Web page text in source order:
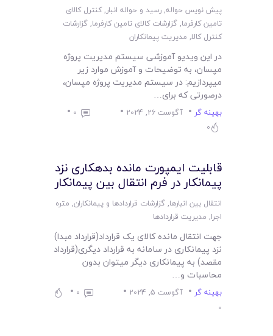
پیش نویس حواله,رسید و حواله انبار,کنترل کالای
تامین کارفرما,گزارشات کالای تامین کارفرما,گزارشات
کنترل کالا, مدیریت پیمانکاران
در این ویدیو آموزشی سیستم مدیریت پروژه
مپسان، به توضیحات و آموزش موارد زیر
میپردازیم: در سیستم مدیریت پروژه مپسان،
درصورتی که برای…
بهینه گر آگوست 26, 2024
0
0
قابلیت ایمپورت مانده بدهکاری نزد
پیمانکار در فرم انتقال بین پیمانکار
انتقال بین انبارها,گزارشات قراردادها و پیمانکاران, متره
اجرا, مدیریت قراردادها
جهت انتقال مانده کالای یک قرارداد(قرارداد مبدا)
نزد پیمانکاری در سامانه به قرارداد دیگری(قرارداد
مقصد) به پیمانکاری دیگر میتوان بدون
محاسبات و…
بهینه گر آگوست 5, 2024
0
0